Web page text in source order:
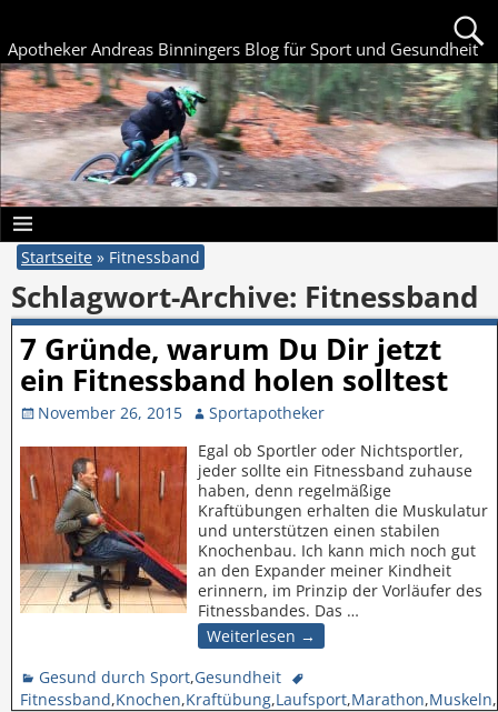
Apotheker Andreas Binningers Blog für Sport und Gesundheit
Startseite » Fitnessband
Schlagwort-Archive: Fitnessband
7 Gründe, warum Du Dir jetzt
ein Fitnessband holen solltest
November 26, 2015
Sportapotheker
Egal ob Sportler oder Nichtsportler,
jeder sollte ein Fitnessband zuhause
haben, denn regelmäßige
Kraftübungen erhalten die Muskulatur
und unterstützen einen stabilen
Knochenbau. Ich kann mich noch gut
an den Expander meiner Kindheit
erinnern, im Prinzip der Vorläufer des
Fitnessbandes. Das …
Weiterlesen →
Gesund durch Sport,Gesundheit
Fitnessband,Knochen,Kraftübung,Laufsport,Marathon,Muskeln,